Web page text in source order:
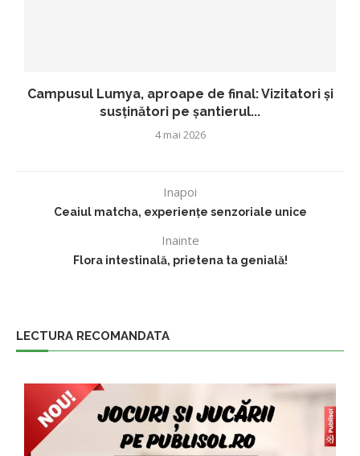
Campusul Lumya, aproape de final: Vizitatori și
susținători pe șantierul...
4 mai 2026
Inapoi
Ceaiul matcha, experiențe senzoriale unice
Inainte
Flora intestinală, prietena ta genială!
LECTURA RECOMANDATA